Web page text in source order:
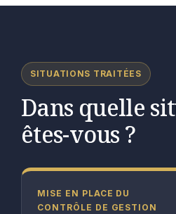
SITUATIONS TRAITÉES
Dans quelle
êtes-vous ?
MISE EN PLACE DU
CONTRÔLE DE GESTION